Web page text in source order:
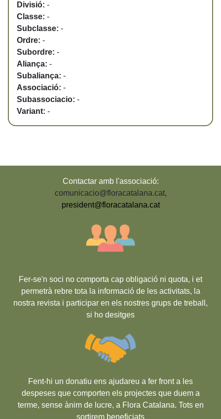
Divisió: -
Classe: -
Subclasse: -
Ordre: -
Subordre: -
Aliança: -
Subaliança: -
Associació: -
Subassociacio: -
Variant: -
Contactar amb l'associació:
comunicacio@floracatalana.cat,
president@floracatalana.cat
Fer-se'n soci no comporta cap obligació ni quota, i et
permetrà rebre tota la informació de les activitats, la
nostra revista i participar en els nostres grups de treball,
si ho desitges
Fent-hi un donatiu ens ajudareu a fer front a les
despeses que comporten els projectes que duem a
terme, sense ànim de lucre, a Flora Catalana. Tots en
sortirem beneficiats